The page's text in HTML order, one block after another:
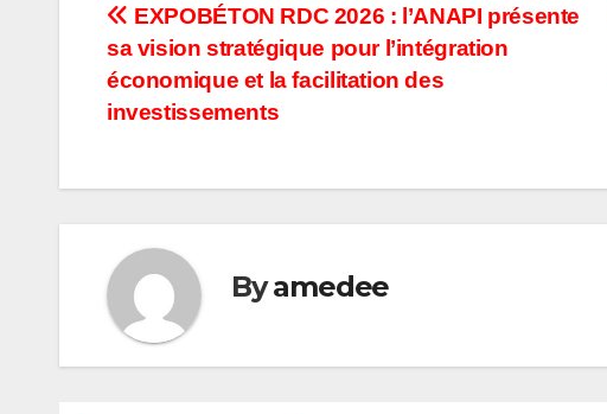
Navigation
de
l’article
EXPOBÉTON RDC 2026 : l’ANAPI présente
sa vision stratégique pour l’intégration
économique et la facilitation des
investissements
Byamedee